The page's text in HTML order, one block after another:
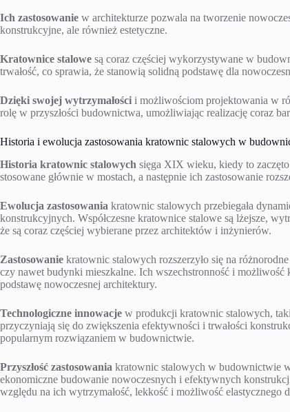
Ich zastosowanie w architekturze pozwala na tworzenie
konstrukcyjne, ale również estetyczne.
Kratownice stalowe są coraz częściej wykorzystywane w
trwałość, co sprawia, że stanowią solidną podstawę dla
Dzięki swojej wytrzymałości i możliwościom projektowania w
rolę w przyszłości budownictwa, umożliwiając realizację coraz
Historia i ewolucja zastosowania kratownic stalowych w
Historia kratownic stalowych sięga XIX wieku, kiedy to
stosowane głównie w mostach, a następnie ich zastosowanie
Ewolucja zastosowania kratownic stalowych przebiegała
konstrukcyjnych. Współczesne kratownice stalowe są lżejsze,
że są coraz częściej wybierane przez architektów i inżynierów.
Zastosowanie kratownic stalowych rozszerzyło się na
czy nawet budynki mieszkalne. Ich wszechstronność i
podstawę nowoczesnej architektury.
Technologiczne innowacje w produkcji kratownic stalowych,
przyczyniają się do zwiększenia efektywności i trwałości
popularnym rozwiązaniem w budownictwie.
Przyszłość zastosowania kratownic stalowych w budownictwie
ekonomiczne budowanie nowoczesnych i efektywnych
względu na ich wytrzymałość, lekkość i możliwość